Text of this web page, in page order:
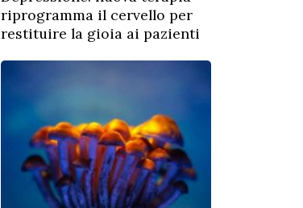
riprogramma il cervello per
restituire la gioia ai pazienti